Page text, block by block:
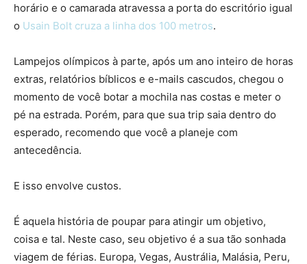
horário e o camarada atravessa a porta do escritório igual
o Usain Bolt cruza a linha dos 100 metros.
Lampejos olímpicos à parte, após um ano inteiro de horas
extras, relatórios bíblicos e e-mails cascudos, chegou o
momento de você botar a mochila nas costas e meter o
pé na estrada. Porém, para que sua trip saia dentro do
esperado, recomendo que você a planeje com
antecedência.
E isso envolve custos.
É aquela história de poupar para atingir um objetivo,
coisa e tal. Neste caso, seu objetivo é a sua tão sonhada
viagem de férias. Europa, Vegas, Austrália, Malásia, Peru,